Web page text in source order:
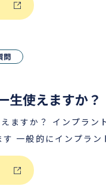
無理のない、最適なお
情報 千賀
命歯学部
・歯科口腔外科 入職
立 相模大野医院 開院
会 日本口腔外科学会
総会 演題発表 スト
機能再建インプラン
ICLSプロバイダー 歯
ものや、生まれつきの
った」という場合は、
西新井医院 開院 医療
分倍河原医院 開院 巣
トローマンインプラン
ント学会 国際口腔イ
問
生使えますか？
ントは、一般的に
一般的にインプラン
治療後10年を超えて
すから、他の義歯よ
ンスでは、患者様によ